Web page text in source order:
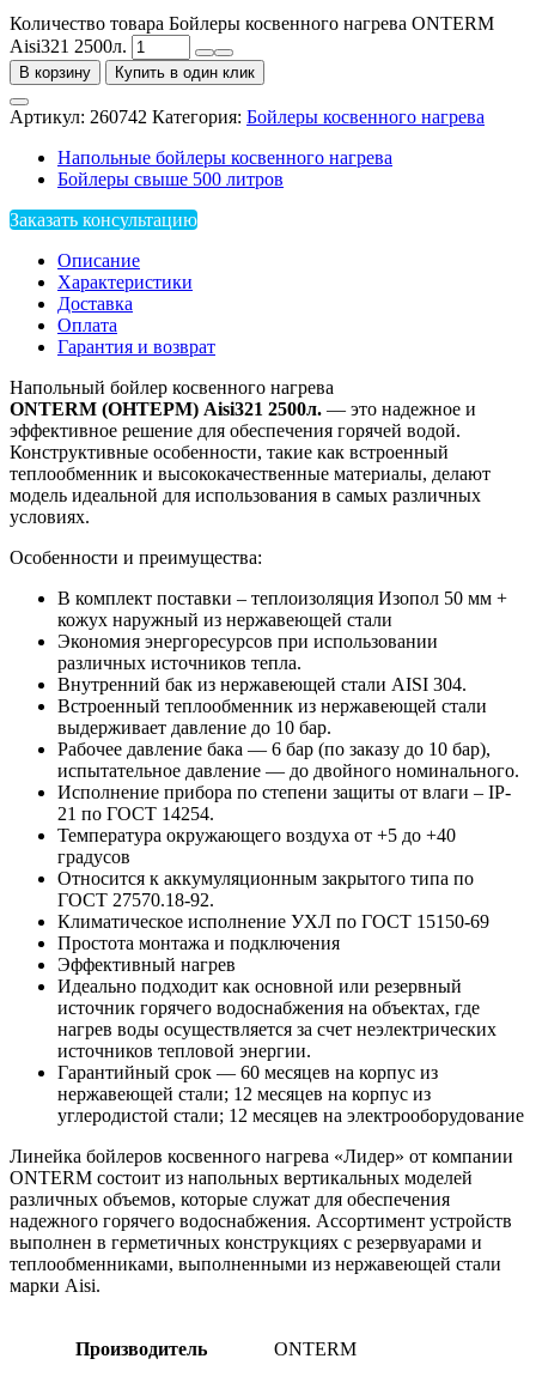
Количество товара Бойлеры косвенного нагрева ONTERM
Aisi321 2500л.
В корзину Купить в один клик
Артикул: 260742 Категория: Бойлеры косвенного нагрева
Напольные бойлеры косвенного нагрева
Бойлеры свыше 500 литров
Заказать консультацию
Описание
Характеристики
Доставка
Оплата
Гарантия и возврат
Напольный бойлер косвенного нагрева
ONTERM (ОНТЕРМ) Aisi321 2500л. — это надежное и
эффективное решение для обеспечения горячей водой.
Конструктивные особенности, такие как встроенный
теплообменник и высококачественные материалы, делают
модель идеальной для использования в самых различных
условиях.
Особенности и преимущества:
В комплект поставки – теплоизоляция Изопол 50 мм +
кожух наружный из нержавеющей стали
Экономия энергоресурсов при использовании
различных источников тепла.
Внутренний бак из нержавеющей стали AISI 304.
Встроенный теплообменник из нержавеющей стали
выдерживает давление до 10 бар.
Рабочее давление бака — 6 бар (по заказу до 10 бар),
испытательное давление — до двойного номинального.
Исполнение прибора по степени защиты от влаги – IP-
21 по ГОСТ 14254.
Температура окружающего воздуха от +5 до +40
градусов
Относится к аккумуляционным закрытого типа по
ГОСТ 27570.18-92.
Климатическое исполнение УХЛ по ГОСТ 15150-69
Простота монтажа и подключения
Эффективный нагрев
Идеально подходит как основной или резервный
источник горячего водоснабжения на объектах, где
нагрев воды осуществляется за счет неэлектрических
источников тепловой энергии.
Гарантийный срок — 60 месяцев на корпус из
нержавеющей стали; 12 месяцев на корпус из
углеродистой стали; 12 месяцев на электрооборудование
Линейка бойлеров косвенного нагрева «Лидер» от компании
ONTERM состоит из напольных вертикальных моделей
различных объемов, которые служат для обеспечения
надежного горячего водоснабжения. Ассортимент устройств
выполнен в герметичных конструкциях с резервуарами и
теплообменниками, выполненными из нержавеющей стали
марки Aisi.
Производитель ONTERM